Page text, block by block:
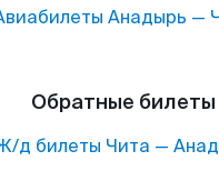
Анадырь —
Обратные билеты
д билеты Чита —